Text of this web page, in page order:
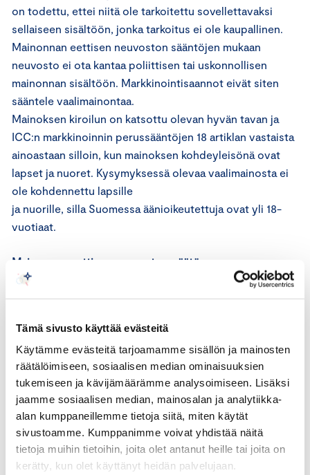
Tämä sivusto käyttää evästeitä
Käytämme evästeitä tarjoamamme sisällön ja mainosten
räätälöimiseen, sosiaalisen median ominaisuuksien
tukemiseen ja kävijämäärämme analysoimiseen. Lisäksi
jaamme sosiaalisen median, mainosalan ja analytiikka-
alan kumppaneillemme tietoja siitä, miten käytät
sivustoamme. Kumppanimme voivat yhdistää näitä
tietoja muihin tietoihin, joita olet antanut heille tai joita on
kerätty, kun olet käyttänyt heidän palvelujaan.
on todettu, ettei niitä ole tarkoitettu sovellettavaksi
sellaiseen sisältöön, jonka tarkoitus ei ole kaupallinen.
Mainonnan eettisen neuvoston sääntöjen mukaan
neuvosto ei ota kantaa poliittisen tai uskonnollisen
mainonnan sisältöön. Markkinointisaannot eivät siten
sääntele vaalimainontaa.
Mainoksen kiroilun on katsottu olevan hyvän tavan ja
ICC:n markkinoinnin perussääntöjen 18 artiklan vastaista
ainoastaan silloin, kun mainoksen kohdeyleisönä ovat
lapset ja nuoret. Kysymyksessä olevaa vaalimainosta ei
ole kohdennettu lapsille
ja nuorille, silla Suomessa äänioikeutettuja ovat yli 18-
vuotiaat.
Mainonnan eettisen neuvoston päätös
Mainonnan eettisen neuvoston toimivalta
Mainonnan eettisen neuvoston sääntöjen 1 kohdan
onko mainos tai muu menettely markkinoinnissa hyvän
tavan vastaista ottaen huomioon Kansainvälisen
kauppakamarin (ICC) markkinointisaannot. Neuvosto ei
ota kantaa poliittisen tai uskonnollisen mainonnan
sisaltöön. Neuvosto voi antaa ennakkolausuntoja (Copy
Advice). Neuvosto voi kehittää mainonnan eettisiä
periaatteita. Neuvosto ei anna lausuntoja siitä, onko
mainonta tai muu markkinointi